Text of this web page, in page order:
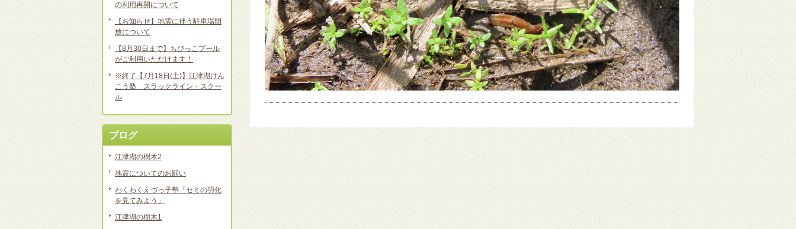
の利用再開について
【お知らせ】地震に伴う駐車場開
放について
【8月30日まで】ちびっこプール
がご利用いただけます！
※終了【7月18日(土)】江津湖けん
こう塾 スラックライン・スクー
ル
ブログ
江津湖の樹木2
地震についてのお願い
わくわくえづっ子塾「セミの羽化
を見てみよう」
江津湖の樹木1